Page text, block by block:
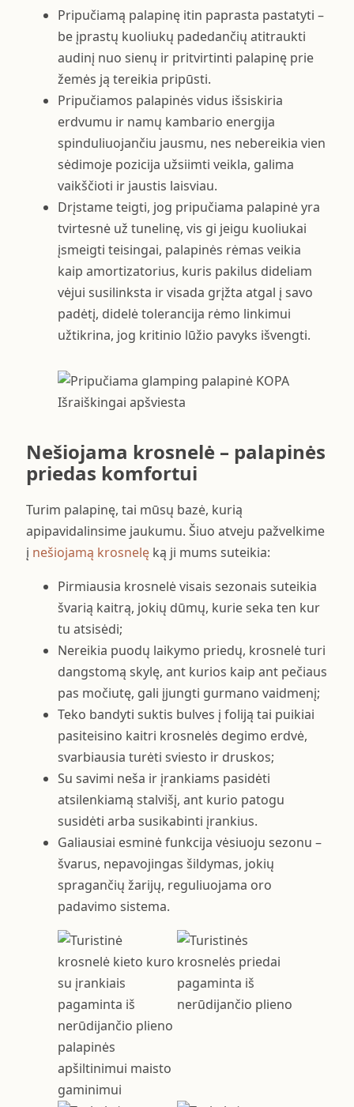
Pripučiamą palapinę itin paprasta pastatyti –
be įprastų kuoliukų padedančių atitraukti
audinį nuo sienų ir pritvirtinti palapinę prie
žemės ją tereikia pripūsti.
Pripučiamos palapinės vidus išsiskiria
erdvumu ir namų kambario energija
spinduliuojančiu jausmu, nes nebereikia vien
sėdimoje pozicija užsiimti veikla, galima
vaikščioti ir jaustis laisviau.
Drįstame teigti, jog pripučiama palapinė yra
tvirtesnė už tunelinę, vis gi jeigu kuoliukai
įsmeigti teisingai, palapinės rėmas veikia
kaip amortizatorius, kuris pakilus dideliam
vėjui susilinksta ir visada grįžta atgal į savo
padėtį, didelė tolerancija rėmo linkimui
užtikrina, jog kritinio lūžio pavyks išvengti.
Nešiojama krosnelė – palapinės
priedas komfortui
Turim palapinę, tai mūsų bazė, kurią
apipavidalinsime jaukumu. Šiuo atveju pažvelkime
į nešiojamą krosnelę ką ji mums suteikia:
Pirmiausia krosnelė visais sezonais suteikia
švarią kaitrą, jokių dūmų, kurie seka ten kur
tu atsisėdi;
Nereikia puodų laikymo priedų, krosnelė turi
dangstomą skylę, ant kurios kaip ant pečiaus
pas močiutę, gali įjungti gurmano vaidmenį;
Teko bandyti suktis bulves į foliją tai puikiai
pasiteisino kaitri krosnelės degimo erdvė,
svarbiausia turėti sviesto ir druskos;
Su savimi neša ir įrankiams pasidėti
atsilenkiamą stalvišį, ant kurio patogu
susidėti arba susikabinti įrankius.
Galiausiai esminė funkcija vėsiuoju sezonu –
švarus, nepavojingas šildymas, jokių
spragančių žarijų, reguliuojama oro
padavimo sistema.